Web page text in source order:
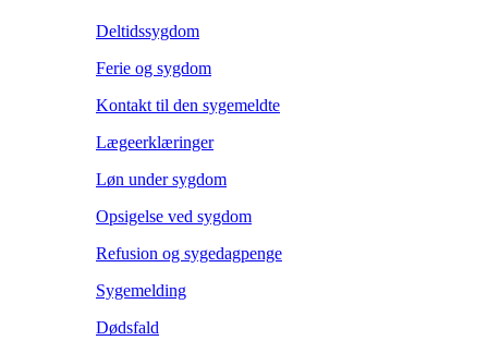
Deltidssygdom
Ferie og sygdom
Kontakt til den sygemeldte
Lægeerklæringer
Løn under sygdom
Opsigelse ved sygdom
Refusion og sygedagpenge
Sygemelding
Dødsfald